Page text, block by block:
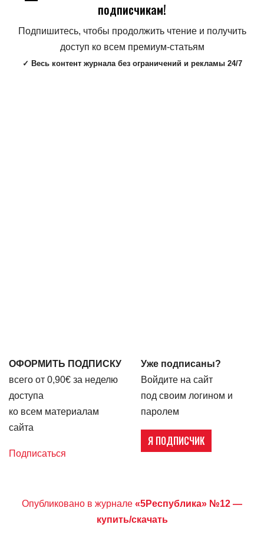
подписчикам!
Подпишитесь, чтобы продолжить чтение и получить
доступ ко всем премиум-статьям
✓ Весь контент журнала без ограничений и рекламы 24/7
ОФОРМИТЬ ПОДПИСКУ
всего от 0,90€ за неделю
доступа
ко всем материалам
сайта
Подписаться
Уже подписаны?
Войдите на сайт
под своим логином и
паролем
Я ПОДПИСЧИК
Опубликовано в журнале «5Республика» №12 —
купить/скачать